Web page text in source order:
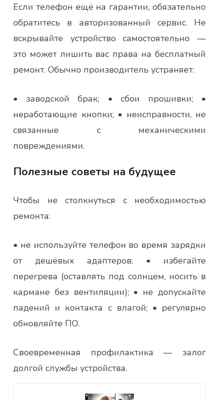
Если телефон ещё на гарантии, обязательно
обратитесь в авторизованный сервис. Не
вскрывайте устройство самостоятельно —
это может лишить вас права на бесплатный
ремонт. Обычно производитель устраняет:
• заводской брак; • сбои прошивки; •
неработающие кнопки; • неисправности, не
связанные с механическими
повреждениями.
Полезные советы на будущее
Чтобы не столкнуться с необходимостью
ремонта:
• не используйте телефон во время зарядки
от дешёвых адаптеров; • избегайте
перегрева (оставлять под солнцем, носить в
кармане без вентиляции); • не допускайте
падений и контакта с влагой; • регулярно
обновляйте ПО.
Своевременная профилактика — залог
долгой службы устройства.